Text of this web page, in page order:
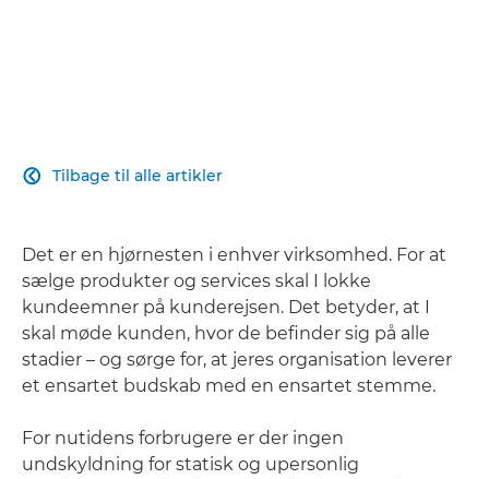
Tilbage til alle artikler

Det er en hjørnesten i enhver virksomhed. For at
sælge produkter og services skal I lokke
kundeemner på kunderejsen. Det betyder, at I
skal møde kunden, hvor de befinder sig på alle
stadier – og sørge for, at jeres organisation leverer
et ensartet budskab med en ensartet stemme.
For nutidens forbrugere er der ingen
undskyldning for statisk og upersonlig